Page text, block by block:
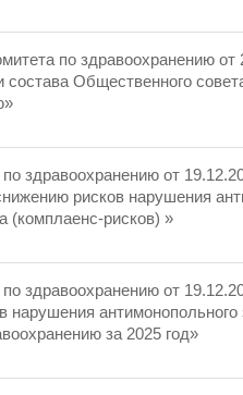
по здравоохранению
Общественного
по здравоохранению от
рисков нарушения
(комплаенс-рисков) »
здравоохранению от
нарушения антимонопольного
за 2025 год»